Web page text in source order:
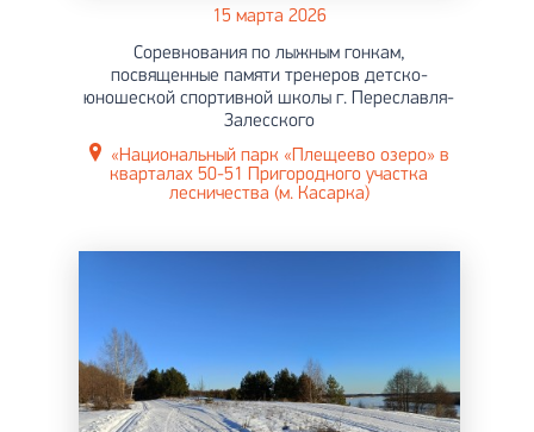
15 марта 2026
Соревнования по лыжным гонкам,
посвященные памяти тренеров детско-
юношеской спортивной школы г. Переславля-
Залесского
«Национальный парк «Плещеево озеро» в
кварталах 50-51 Пригородного участка
лесничества (м. Касарка)